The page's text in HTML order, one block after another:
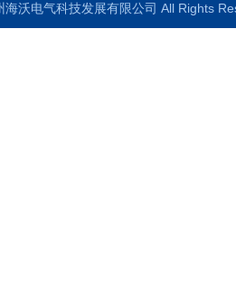
海沃电气科技发展有限公司 All